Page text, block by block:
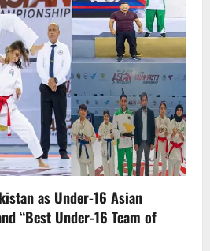
as Under-16 Asian
“Best Under-16 Team of